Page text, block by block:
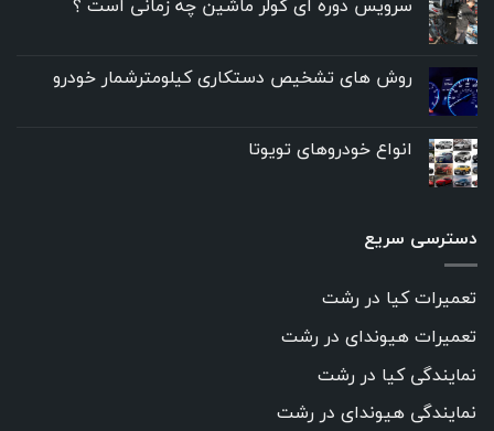
روش های تشخیص دستکاری کیلومترشمار خودرو
انواع خودروهای تویوتا
دسترسی سریع
تعمیرات کیا در رشت
تعمیرات هیوندای در رشت
نمایندگی کیا در رشت
نمایندگی هیوندای در رشت